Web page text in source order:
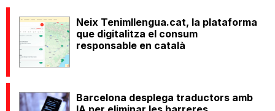
Neix Tenimllengua.cat, la plataforma
que digitalitza el consum
responsable en català
Barcelona desplega traductors amb